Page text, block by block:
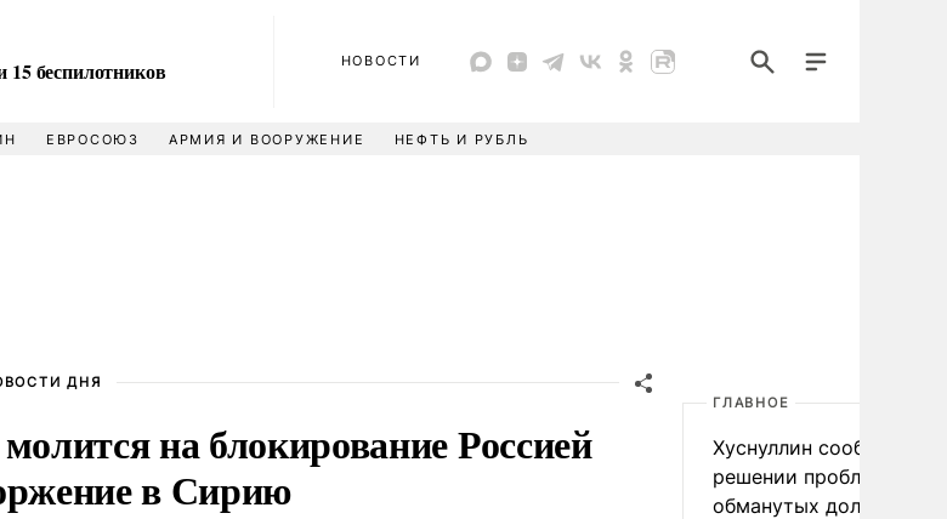
беспилотников НОВОСТИ
ЕВРОСОЮЗ АРМИЯ И ВООРУЖЕНИЕ НЕФТЬ И РУБЛЬ
ДНЯ
на блокирование Россией
в Сирию
ГЛАВНОЕ
Хуснуллин сообщил о
решении проблемы
обманутых дольщиков